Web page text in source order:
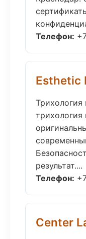
Телефон:
Esthetic
результат....
Телефон:
Center